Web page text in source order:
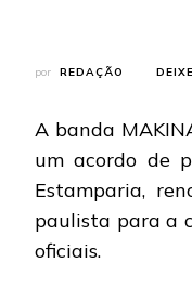
por REDAÇÃO
A banda
um acordo de
Estamparia,
paulista para a
oficiais.